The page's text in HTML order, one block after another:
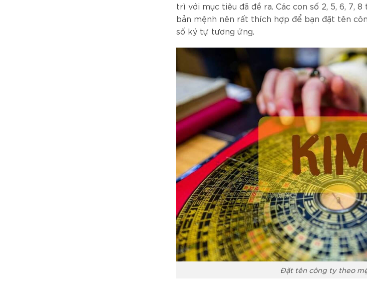
trì với mục tiêu đã đề ra. Các con số 2, 5, 6, 7,
bản mệnh nên rất thích hợp để bạn đặt tên
số ký tự tương ứng.
Đặt tên công ty theo